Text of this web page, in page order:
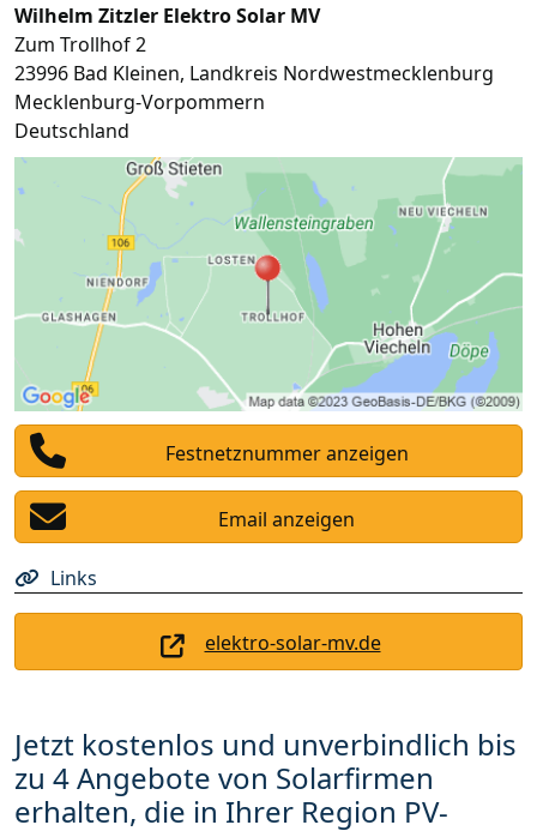
Wilhelm Zitzler Elektro Solar MV
Zum Trollhof 2
23996 Bad Kleinen, Landkreis Nordwestmecklenburg
Mecklenburg-Vorpommern
Deutschland
Festnetznummer anzeigen
Email anzeigen
Links
elektro-solar-mv.de
Jetzt kostenlos und unverbindlich bis
zu 4 Angebote von Solarfirmen
erhalten, die in Ihrer Region PV-